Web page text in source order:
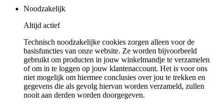
Noodzakelijk
Altijd actief
Technisch noodzakelijke cookies zorgen alleen voor de
basisfuncties van onze website. Ze worden bijvoorbeeld
gebruikt om producten in jouw winkelmandje te verzamelen
of om in te loggen op jouw klantenaccount. Het is voor ons
niet mogelijk om hiermee conclusies over jou te trekken en
gegevens die als gevolg hiervan worden verzameld, zullen
nooit aan derden worden doorgegeven.